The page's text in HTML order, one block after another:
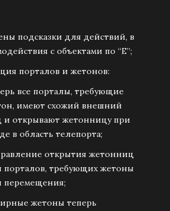
подсказки для действий, в
с объектами по “E”;
порталов и жетонов:
все порталы, требующие
имеют схожий внешний
и открывают жетонницу при
в область телепорта;
открытия жетонниц
порталов, требующих жетоны
перемещения;
жетоны теперь